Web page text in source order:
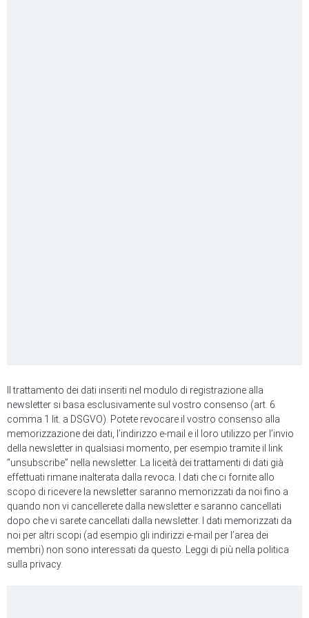
Il trattamento dei dati inseriti nel modulo di registrazione alla
newsletter si basa esclusivamente sul vostro consenso (art. 6
comma 1 lit. a DSGVO). Potete revocare il vostro consenso alla
memorizzazione dei dati, l’indirizzo e-mail e il loro utilizzo per l’invio
della newsletter in qualsiasi momento, per esempio tramite il link
“unsubscribe” nella newsletter. La liceità dei trattamenti di dati già
effettuati rimane inalterata dalla revoca. I dati che ci fornite allo
scopo di ricevere la newsletter saranno memorizzati da noi fino a
quando non vi cancellerete dalla newsletter e saranno cancellati
dopo che vi sarete cancellati dalla newsletter. I dati memorizzati da
noi per altri scopi (ad esempio gli indirizzi e-mail per l’area dei
membri) non sono interessati da questo. Leggi di più nella politica
sulla privacy.